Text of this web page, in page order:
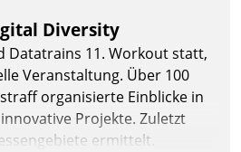
Diversity
Datatrains 11. Workout statt,
Veranstaltung. Über 100
organisierte Einblicke in
Projekte. Zuletzt
ermittelt.